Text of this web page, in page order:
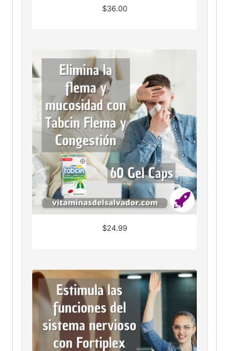
$36.00
$24.99